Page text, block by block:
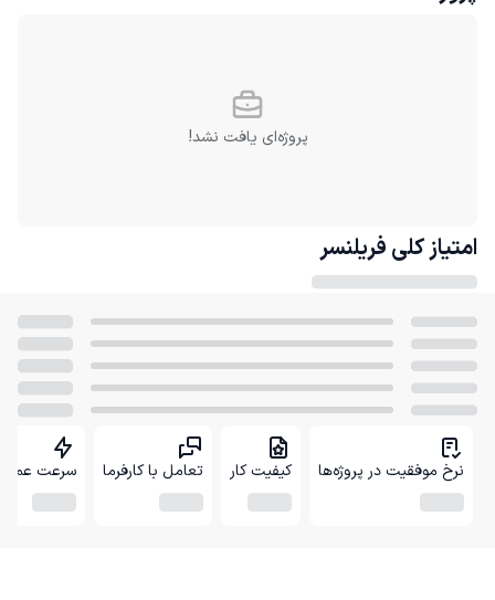
پروژه‌ای یافت نشد!
امتیاز کلی فریلنسر
نرخ موفقیت در پروژه‌ها کیفیت کار تعامل با کارفرما سرعت عمل